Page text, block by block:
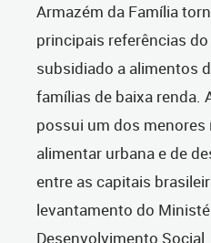
Armazém da Família
principais referências
subsidiado a alimentos
famílias de baixa renda.
possui um dos
alimentar urbana e de
entre as capitais
levantamento do
Desenvolvimento